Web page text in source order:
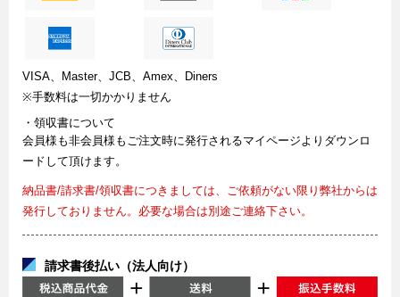
VISA、Master、JCB、Amex、Diners
※手数料は一切かかりません
・領収書について
会員様も非会員様もご注文時に発行されるマイページよりダウンロ
ードして頂けます。
納品書/請求書/領収書につきましては、ご依頼がない限り弊社からは
発行しておりません。必要な場合は別途ご連絡下さい。
請求書後払い（法人向け）